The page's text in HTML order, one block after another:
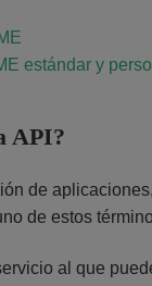
estándar y
API?
de
de estos
al que